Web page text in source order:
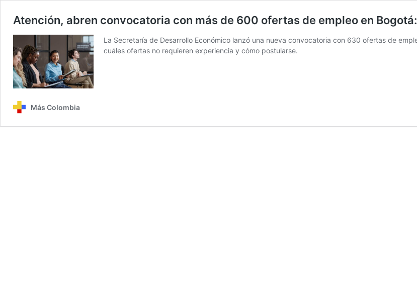
Atención, abren convocatoria con más de 600 ofertas de empleo en
La Secretaría de Desarrollo Económico lanzó una nueva convocatoria con 630 ofertas de
cuáles ofertas no requieren experiencia y cómo postularse.
Más Colombia